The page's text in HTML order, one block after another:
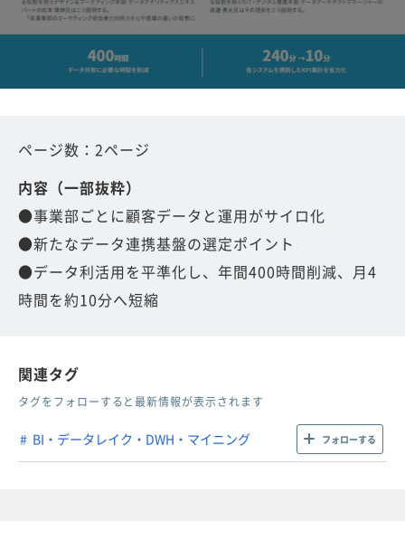
ページ数：2ページ
内容（一部抜粋）
●事業部ごとに顧客データと運用がサイロ化
●新たなデータ連携基盤の選定ポイント
●データ利活用を平準化し、年間400時間削減、月4
時間を約10分へ短縮
関連タグ
タグをフォローすると最新情報が表示されます
BI・データレイク・DWH・マイニング フォローする